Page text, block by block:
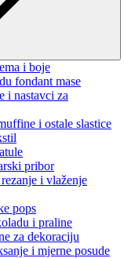
i boje
fondant mase
i nastavci za
i ostale slastice
pribor
i vlaženje
pops
i praline
za dekoraciju
i mjerne posude